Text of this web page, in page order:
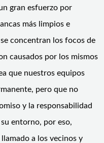
gran esfuerzo por
más limpios e
concentran los focos de
causados por los mismos
que nuestros equipos
pero que no
y la responsabilidad
entorno, por eso,
a los vecinos y